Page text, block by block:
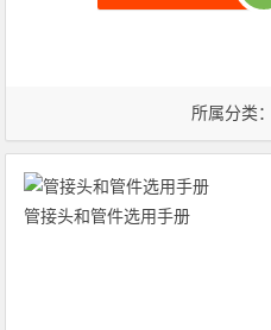
所属分类：
管接头和管件选用手册